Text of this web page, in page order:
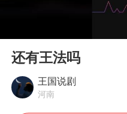
Play
还有王法吗
王国说剧
河南